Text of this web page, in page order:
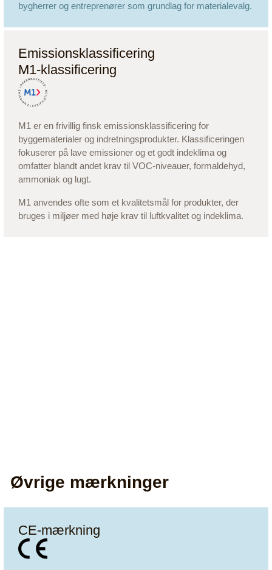
bygherrer og entreprenører som grundlag for materialevalg.
Emissionsklassificering
M1-klassificering
M1 er en frivillig finsk emissionsklassificering for
byggematerialer og indretningsprodukter. Klassificeringen
fokuserer på lave emissioner og et godt indeklima og
omfatter blandt andet krav til VOC-niveauer, formaldehyd,
ammoniak og lugt.
M1 anvendes ofte som et kvalitetsmål for produkter, der
bruges i miljøer med høje krav til luftkvalitet og indeklima.
Øvrige mærkninger
CE-mærkning